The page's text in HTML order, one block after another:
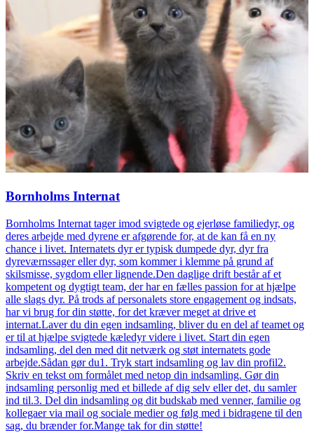
Bornholms Internat
Bornholms Internat tager imod svigtede og ejerløse familiedyr, og
deres arbejde med dyrene er afgørende for, at de kan få en ny
chance i livet. Internatets dyr er typisk dumpede dyr, dyr fra
dyreværnssager eller dyr, som kommer i klemme på grund af
skilsmisse, sygdom eller lignende.Den daglige drift består af et
kompetent og dygtigt team, der har en fælles passion for at hjælpe
alle slags dyr. På trods af personalets store engagement og indsats,
har vi brug for din støtte, for det kræver meget at drive et
internat.Laver du din egen indsamling, bliver du en del af teamet og
er til at hjælpe svigtede kæledyr videre i livet. Start din egen
indsamling, del den med dit netværk og støt internatets gode
arbejde.Sådan gør du1. Tryk start indsamling og lav din profil2.
Skriv en tekst om formålet med netop din indsamling. Gør din
indsamling personlig med et billede af dig selv eller det, du samler
ind til.3. Del din indsamling og dit budskab med venner, familie og
kollegaer via mail og sociale medier og følg med i bidragene til den
sag, du brænder for.Mange tak for din støtte!